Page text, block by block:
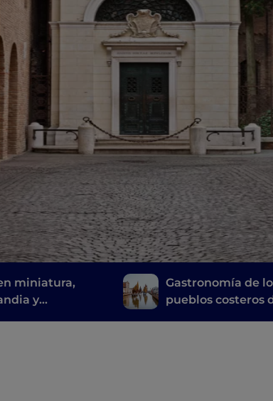
miniatura,
y
Gastronomía de
pueblos costeros